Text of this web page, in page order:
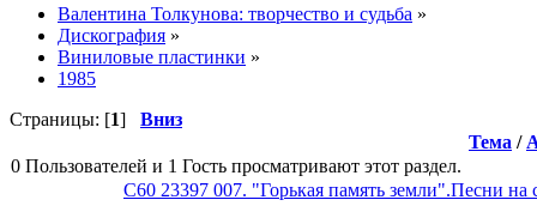
Валентина Толкунова: творчество и судьба »
Дискография »
Виниловые пластинки »
1985
Страницы: [1] Вниз
Тема /
0 Пользователей и 1 Гость просматривают этот раздел.
С60 23397 007. "Горькая память земли".Песни